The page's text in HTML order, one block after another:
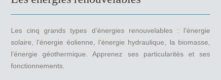
Les cinq grands types d’énergies renouvelables : l’énergie
solaire, l’énergie éolienne, l’énergie hydraulique, la biomasse,
l’énergie géothermique. Apprenez ses particularités et ses
fonctionnements.